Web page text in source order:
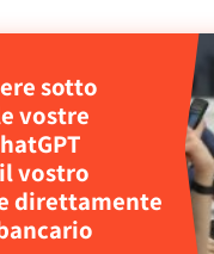
sotto
vostre
vostro
direttamente